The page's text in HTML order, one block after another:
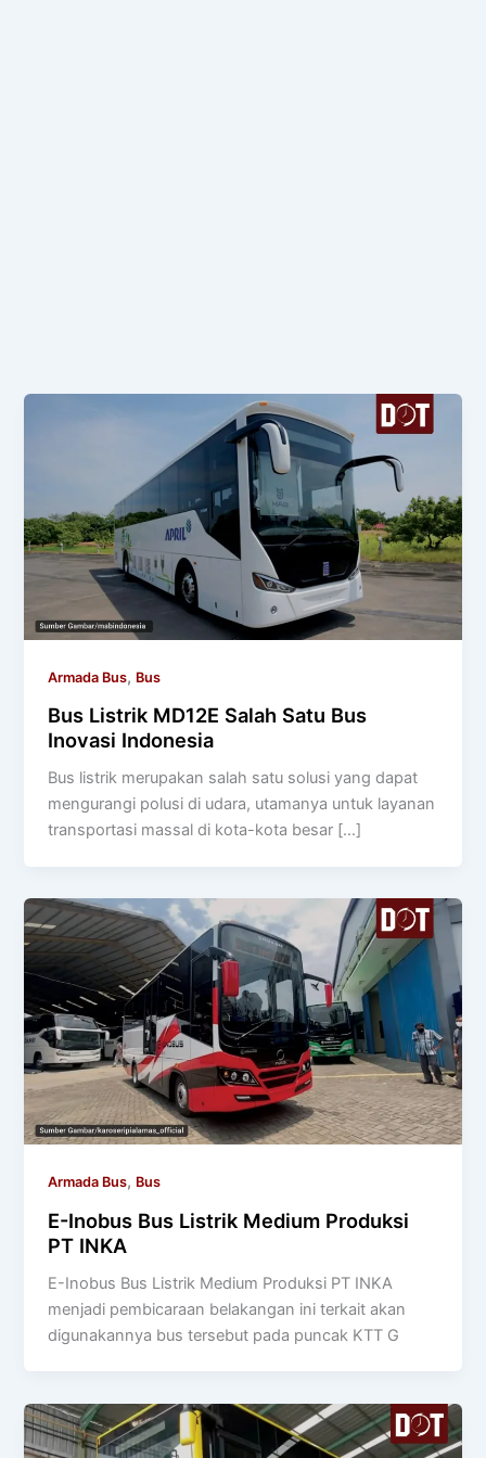
Armada Bus, Bus
Bus Listrik MD12E Salah Satu Bus
Inovasi Indonesia
Bus listrik merupakan salah satu solusi yang dapat
mengurangi polusi di udara, utamanya untuk layanan
transportasi massal di kota-kota besar […]
Armada Bus, Bus
E-Inobus Bus Listrik Medium Produksi
PT INKA
E-Inobus Bus Listrik Medium Produksi PT INKA
menjadi pembicaraan belakangan ini terkait akan
digunakannya bus tersebut pada puncak KTT G